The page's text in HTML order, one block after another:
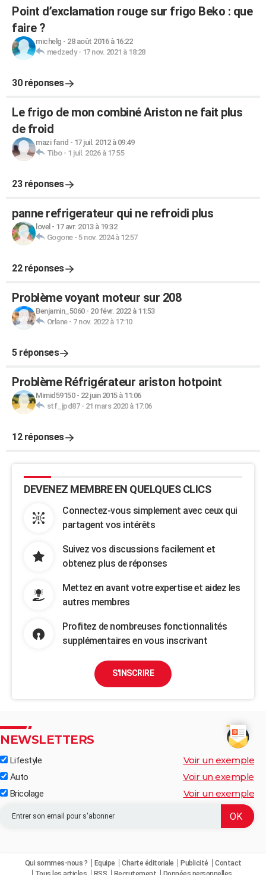
Point d’exclamation rouge sur frigo Beko : que
faire ?
michelg - 28 août 2016 à 16:22
medzedy- 17 nov. 2021 à 18:28
30 réponses
Le frigo de mon combiné Ariston ne fait plus
de froid
mazi farid - 17 juil. 2012 à 09:49
Tibo- 1 juil. 2026 à 17:55
23 réponses
panne refrigerateur qui ne refroidi plus
lovel - 17 avr. 2013 à 19:32
Gogone- 5 nov. 2024 à 12:57
22 réponses
Problème voyant moteur sur 208
Benjamin_5060- 20 févr. 2022 à 11:53
Orlane- 7 nov. 2022 à 17:10
5 réponses
Problème Réfrigérateur ariston hotpoint
Mimid59150- 22 juin 2015 à 11:06
stf_jpd87- 21 mars 2020 à 17:06
12 réponses
DEVENEZ MEMBRE EN QUELQUES CLICS
Connectez-vous simplement avec ceux qui
partagent vos intérêts
Suivez vos discussions facilement et
obtenez plus de réponses
Mettez en avant votre expertise et aidez les
autres membres
Profitez de nombreuses fonctionnalités
supplémentaires en vous inscrivant
S'INSCRIRE
NEWSLETTERS
Lifestyle Voir un exemple
Auto Voir un exemple
Bricolage Voir un exemple
Qui sommes-nous ? Equipe Charte éditoriale Publicité
Contact